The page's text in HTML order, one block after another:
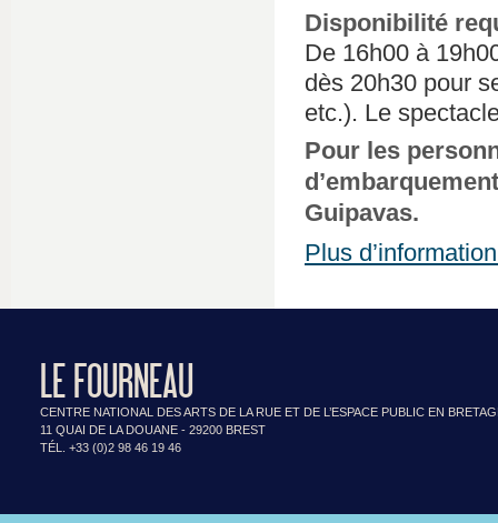
Disponibilité
De 16h00 à
dès 20h30 pour
etc.). Le
Pour les
Guipavas.
Plus
LE FOURNEAU
CENTRE NATIONAL DES ARTS DE LA RUE ET DE L’ESPACE PUBLIC EN
11 QUAI DE LA DOUANE - 29200 BREST
TÉL. +33 (0)2 98 46 19 46